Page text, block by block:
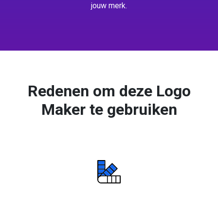
jouw merk.
Redenen om deze Logo
Maker te gebruiken